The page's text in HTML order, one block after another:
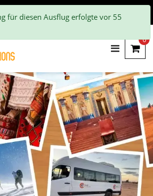
0
für diesen Ausflug erfolgte vor 55